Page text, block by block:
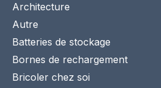
Architecture
Autre
Batteries de stockage
Bornes de rechargement
Bricoler chez soi